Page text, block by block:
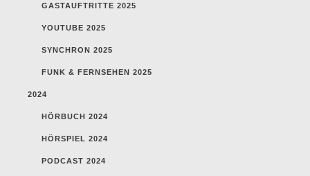
GASTAUFTRITTE 2025
YOUTUBE 2025
SYNCHRON 2025
FUNK & FERNSEHEN 2025
2024
HÖRBUCH 2024
HÖRSPIEL 2024
PODCAST 2024